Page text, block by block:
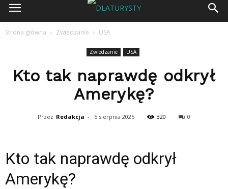
Strona główna Zwiedzanie USA
Zwiedzanie USA
Kto tak naprawdę odkrył
Amerykę?
Przez Redakcja - 5 sierpnia 2025 320 0
Kto tak naprawdę odkrył
Amerykę?